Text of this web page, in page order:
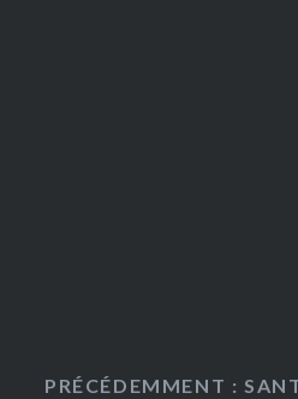
PRÉCÉDEMMENT :